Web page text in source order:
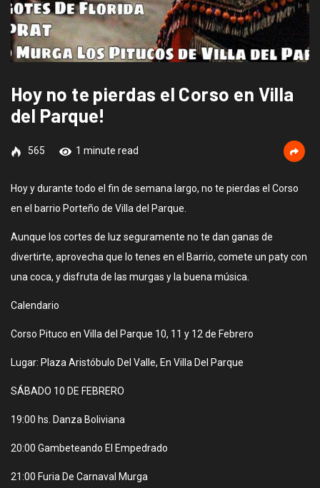
Hoy no te pierdas el Corso en Villa
del Parque!
565 1 minute read
Hoy y durante todo el fin de semana largo, no te pierdas el Corso
en el barrio Porteño de Villa del Parque.
Aunque los cortes de luz seguramente no te dan ganas de
divertirte, aprovecha que lo tenes en el Barrio, comete un paty con
una coca, y disfruta de las murgas y la buena música.
Calendario
Corso Pituco en Villa del Parque 10, 11 y 12 de Febrero
Lugar: Plaza Aristóbulo Del Valle, En Villa Del Parque
SÁBADO 10 DE FEBRERO
19:00 hs. Danza Boliviana
20:00 Gambeteando El Empedrado
21:00 Furia De Carnaval Murga